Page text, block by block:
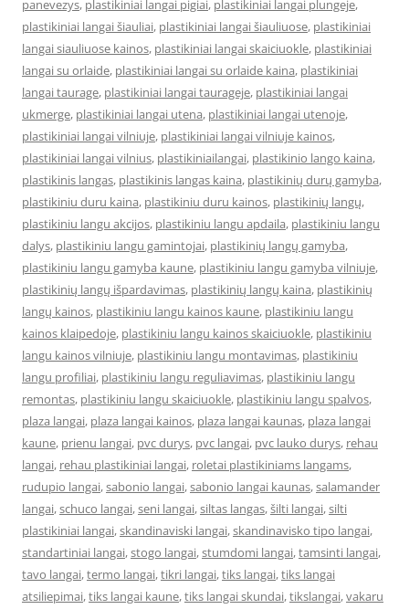
panevezys, plastikiniai langai pigiai, plastikiniai langai plungeje,
plastikiniai langai šiauliai, plastikiniai langai šiauliuose, plastikiniai
langai siauliuose kainos, plastikiniai langai skaiciuokle, plastikiniai
langai su orlaide, plastikiniai langai su orlaide kaina, plastikiniai
langai taurage, plastikiniai langai taurageje, plastikiniai langai
ukmerge, plastikiniai langai utena, plastikiniai langai utenoje,
plastikiniai langai vilniuje, plastikiniai langai vilniuje kainos,
plastikiniai langai vilnius, plastikiniailangai, plastikinio lango kaina,
plastikinis langas, plastikinis langas kaina, plastikinių durų gamyba,
plastikiniu duru kaina, plastikiniu duru kainos, plastikinių langų,
plastikiniu langu akcijos, plastikiniu langu apdaila, plastikiniu langu
dalys, plastikiniu langu gamintojai, plastikinių langų gamyba,
plastikiniu langu gamyba kaune, plastikiniu langu gamyba vilniuje,
plastikinių langų išpardavimas, plastikinių langų kaina, plastikinių
langų kainos, plastikiniu langu kainos kaune, plastikiniu langu
kainos klaipedoje, plastikiniu langu kainos skaiciuokle, plastikiniu
langu kainos vilniuje, plastikiniu langu montavimas, plastikiniu
langu profiliai, plastikiniu langu reguliavimas, plastikiniu langu
remontas, plastikiniu langu skaiciuokle, plastikiniu langu spalvos,
plaza langai, plaza langai kainos, plaza langai kaunas, plaza langai
kaune, prienu langai, pvc durys, pvc langai, pvc lauko durys, rehau
langai, rehau plastikiniai langai, roletai plastikiniams langams,
rudupio langai,sabonio langai,sabonio langai kaunas,salamander
langai,schuco langai,seni langai,siltas langas,šilti langai,silti
plastikiniai langai,skandinaviski langai,skandinavisko tipo langai,
standartiniai langai,stogo langai,stumdomi langai,tamsinti langai,
tavo langai,termo langai,tikri langai,tiks langai,tiks langai
atsiliepimai,tiks langai kaune,tiks langai skundai,tikslangai,vakaru